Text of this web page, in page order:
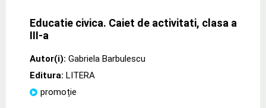
Educatie civica. Caiet de activitati, clasa a
III-a
Autor(i): Gabriela Barbulescu
Editura: LITERA
promoție